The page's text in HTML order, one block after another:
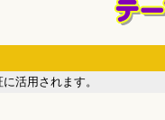
活用されます。